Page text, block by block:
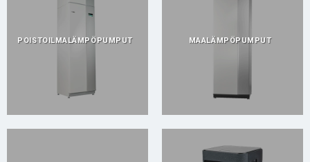
POISTOILMALÄMPÖPUMPUT MAALÄMPÖPUMPUT